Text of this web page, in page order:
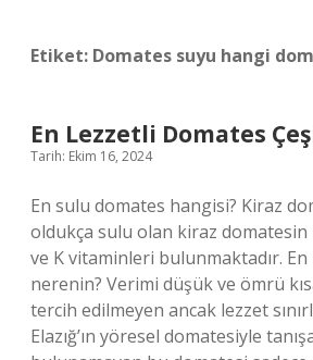
Etiket: Domates suyu hangi
En Lezzetli Domates
Tarih: Ekim 16, 2024
En sulu domates hangisi? Kiraz
oldukça sulu olan kiraz domatesin
ve K vitaminleri bulunmaktadır.
nerenin? Verimi düşük ve ömrü
tercih edilmeyen ancak lezzet
Elazığ’ın yöresel domatesiyle